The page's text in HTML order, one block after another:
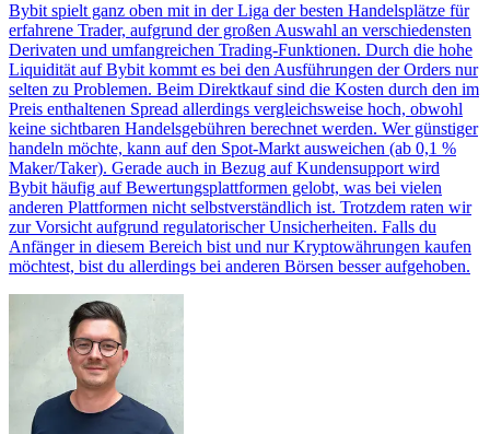
Bybit spielt ganz oben mit in der Liga der besten Handelsplätze für
erfahrene Trader, aufgrund der großen Auswahl an verschiedensten
Derivaten und umfangreichen Trading-Funktionen. Durch die hohe
Liquidität auf Bybit kommt es bei den Ausführungen der Orders nur
selten zu Problemen. Beim Direktkauf sind die Kosten durch den im
Preis enthaltenen Spread allerdings vergleichsweise hoch, obwohl
keine sichtbaren Handelsgebühren berechnet werden. Wer günstiger
handeln möchte, kann auf den Spot-Markt ausweichen (ab 0,1 %
Maker/Taker). Gerade auch in Bezug auf Kundensupport wird
Bybit häufig auf Bewertungsplattformen gelobt, was bei vielen
anderen Plattformen nicht selbstverständlich ist. Trotzdem raten wir
zur Vorsicht aufgrund regulatorischer Unsicherheiten. Falls du
Anfänger in diesem Bereich bist und nur Kryptowährungen kaufen
möchtest, bist du allerdings bei anderen Börsen besser aufgehoben.